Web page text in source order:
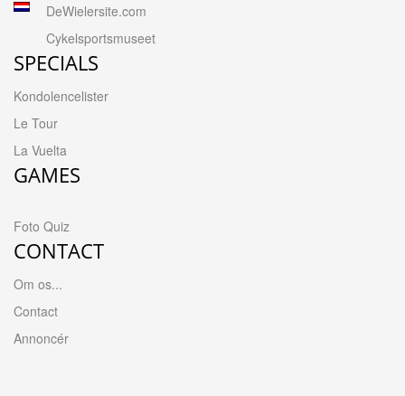
DeWielersite.com
Cykelsportsmuseet
SPECIALS
Kondolencelister
Le Tour
La Vuelta
GAMES
Foto Quiz
CONTACT
Om os...
Contact
Annoncér